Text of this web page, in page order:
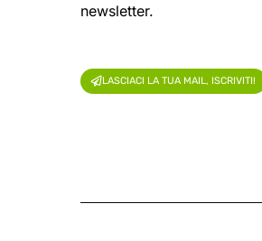
newsletter.
LASCIACI LA TUA MAIL, ISCRIVITI!